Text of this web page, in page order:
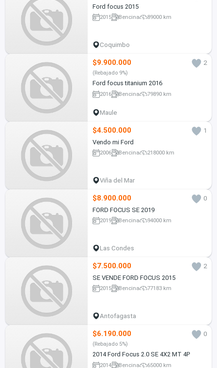
Ford focus 2015
2015 Bencina 89000 km
Coquimbo
$9.900.000 2
(Rebajado 9%)
Ford focus titanium 2016
2016 Bencina 79890 km
Maule
$4.500.000
1
Vendo mi Ford
2006 Bencina 218000 km
Viña del Mar
$8.900.000
0
FORD FOCUS SE 2019
2019 Bencina 94000 km
Las Condes
$7.500.000
2
SE VENDE FORD FOCUS 2015
2015 Bencina 77183 km
Antofagasta
$6.190.000 0
(Rebajado 5%)
2014 Ford Focus 2.0 SE 4X2 MT 4P
2014 Bencina 65000 km